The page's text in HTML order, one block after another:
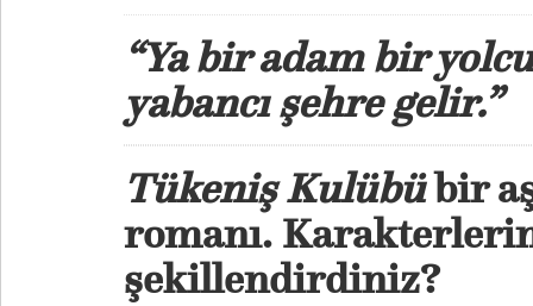
“Ya bir adam bir
yabancı şehre gelir.”
Tükeniş Kulübübir
romanı.
şekillendirdiniz?